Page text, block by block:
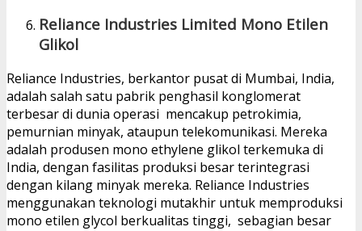
Reliance Industries Limited Mono Etilen
Glikol
Reliance Industries, berkantor pusat di Mumbai, India,
adalah salah satu pabrik penghasil konglomerat
terbesar di dunia operasi mencakup petrokimia,
pemurnian minyak, ataupun telekomunikasi. Mereka
adalah produsen mono ethylene glikol terkemuka di
India, dengan fasilitas produksi besar terintegrasi
dengan kilang minyak mereka. Reliance Industries
menggunakan teknologi mutakhir untuk memproduksi
mono etilen glycol berkualitas tinggi, sebagian besar